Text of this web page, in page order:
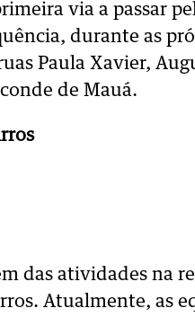
via a passar
durante as
Paula Xavier,
de Mauá.
das atividades na
Atualmente, as